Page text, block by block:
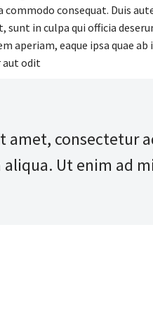
consequat. Duis
sunt in culpa qui officia
aperiam, eaque ipsa quae
aut odit
consectetur
Ut enim ad